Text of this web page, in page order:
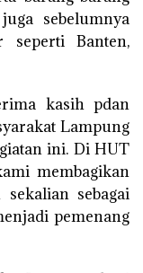
sebelumnya
seperti Banten,
kasih pdan
Lampung
ini. Di HUT
membagikan
sebagai
pemenang